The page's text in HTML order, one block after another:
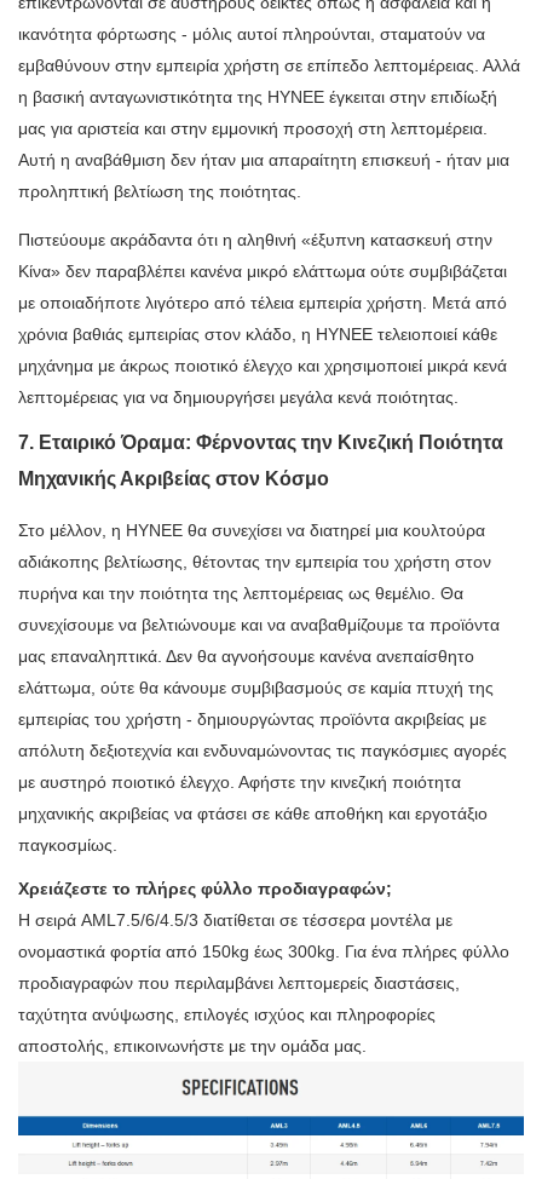
ικανότητα φόρτωσης - μόλις αυτοί πληρούνται, σταματούν να
εμβαθύνουν στην εμπειρία χρήστη σε επίπεδο λεπτομέρειας. Αλλά
η βασική ανταγωνιστικότητα της HYNEE έγκειται στην επιδίωξή
μας για αριστεία και στην εμμονική προσοχή στη λεπτομέρεια.
Αυτή η αναβάθμιση δεν ήταν μια απαραίτητη επισκευή - ήταν μια
προληπτική βελτίωση της ποιότητας.
Πιστεύουμε ακράδαντα ότι η αληθινή «έξυπνη κατασκευή στην
Κίνα» δεν παραβλέπει κανένα μικρό ελάττωμα ούτε συμβιβάζεται
με οποιαδήποτε λιγότερο από τέλεια εμπειρία χρήστη. Μετά από
χρόνια βαθιάς εμπειρίας στον κλάδο, η HYNEE τελειοποιεί κάθε
μηχάνημα με άκρως ποιοτικό έλεγχο και χρησιμοποιεί μικρά κενά
λεπτομέρειας για να δημιουργήσει μεγάλα κενά ποιότητας.
7. Εταιρικό Όραμα: Φέρνοντας την Κινεζική Ποιότητα
Μηχανικής Ακριβείας στον Κόσμο
Στο μέλλον, η HYNEE θα συνεχίσει να διατηρεί μια κουλτούρα
αδιάκοπης βελτίωσης, θέτοντας την εμπειρία του χρήστη στον
πυρήνα και την ποιότητα της λεπτομέρειας ως θεμέλιο. Θα
συνεχίσουμε να βελτιώνουμε και να αναβαθμίζουμε τα προϊόντα
μας επαναληπτικά. Δεν θα αγνοήσουμε κανένα ανεπαίσθητο
ελάττωμα, ούτε θα κάνουμε συμβιβασμούς σε καμία πτυχή της
εμπειρίας του χρήστη - δημιουργώντας προϊόντα ακριβείας με
απόλυτη δεξιοτεχνία και ενδυναμώνοντας τις παγκόσμιες αγορές
με αυστηρό ποιοτικό έλεγχο. Αφήστε την κινεζική ποιότητα
μηχανικής ακριβείας να φτάσει σε κάθε αποθήκη και εργοτάξιο
παγκοσμίως.
Χρειάζεστε το πλήρες φύλλο προδιαγραφών;
Η σειρά AML7.5/6/4.5/3 διατίθεται σε τέσσερα μοντέλα με
ονομαστικά φορτία από 150kg έως 300kg. Για ένα πλήρες φύλλο
προδιαγραφών που περιλαμβάνει λεπτομερείς διαστάσεις,
ταχύτητα ανύψωσης, επιλογές ισχύος και πληροφορίες
αποστολής, επικοινωνήστε με την ομάδα μας.